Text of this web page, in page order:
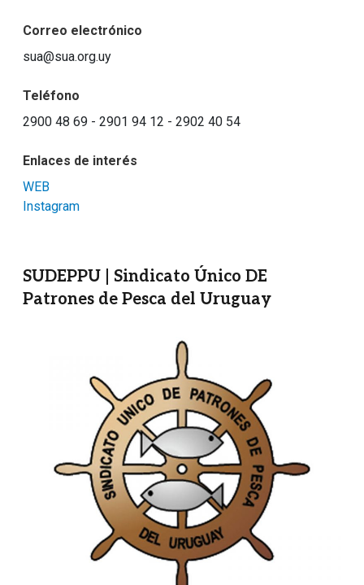
Correo electrónico
sua@sua.org.uy
Teléfono
2900 48 69 - 2901 94 12 - 2902 40 54
Enlaces de interés
WEB
Instagram
SUDEPPU | Sindicato Único DE
Patrones de Pesca del Uruguay